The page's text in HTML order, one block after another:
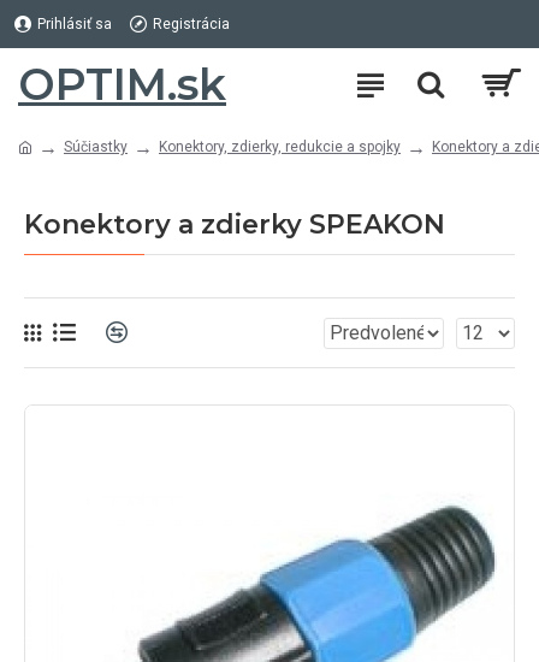
Prihlásiť sa Registrácia
OPTIM.sk
Súčiastky Konektory, zdierky, redukcie a spojky Konektory a
Konektory a zdierky SPEAKON